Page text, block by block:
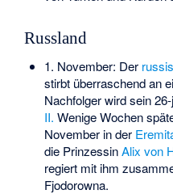
Russland
1. November: Der
stirbt überraschend an
Nachfolger wird sein
II. Wenige Wochen
November in der
die PrinzessinAlix von
regiert mit ihm
Fjodorowna.